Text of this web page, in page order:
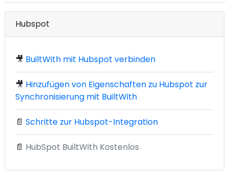
Hubspot
🎥 BuiltWith mit Hubspot verbinden
🎥 Hinzufügen von Eigenschaften zu Hubspot zur
Synchronisierung mit BuiltWith
📄 Schritte zur Hubspot-Integration
📄 HubSpot BuiltWith Kostenlos